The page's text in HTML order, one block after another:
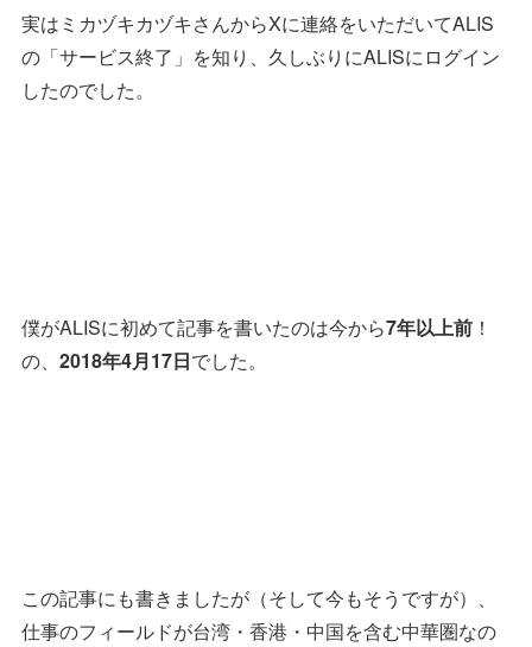
実はミカヅキカヅキさんからXに連絡をいただいてALIS
の「サービス終了」を知り、久しぶりにALISにログイン
したのでした。
僕がALISに初めて記事を書いたのは今から7年以上前 ！
の、 2018年4月17日でした。
この記事にも書きましたが（そして今もそうですが）、
仕事のフィールドが台湾・香港・中国を含む中華圏なの